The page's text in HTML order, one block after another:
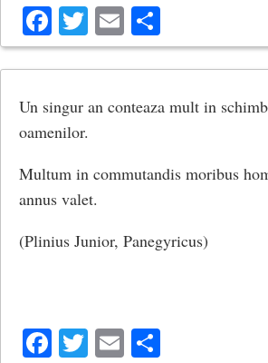
Facebook
Twitter
Email
Un singur an conteaza mult in
oamenilor.
Multum in commutandis moribus
annus valet.
(Plinius Junior, Panegyricus)
Facebook
Twitter
Email